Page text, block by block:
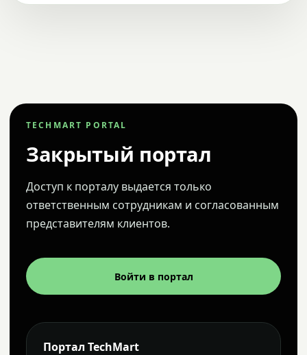
TECHMART PORTAL
Закрытый портал
Доступ к порталу выдается только
ответственным сотрудникам и согласованным
представителям клиентов.
Войти в портал
Портал TechMart